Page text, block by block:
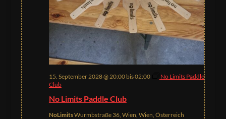
No Limits Paddle Club
15. September 2028 @ 20:00bis02:00
No Limits Paddle
Club
NoLimitsWurmbstraße 36, Wien, Wien, Österreich